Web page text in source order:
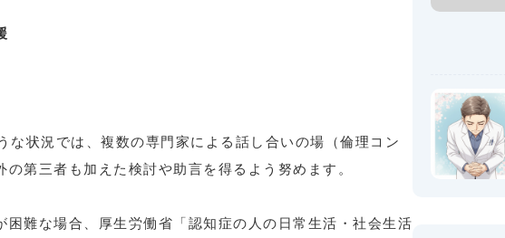
な状況では、複数の専門家による話し合いの場（倫理コン
第三者も加えた検討や助言を得るよう努めます。
難な場合、厚生労働省「認知症の人の日常生活・社会生活